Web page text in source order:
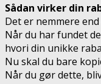
Sådan virker din
Det er nemmere
Når du har fundet
hvori din unikke
Nu skal du bare
Når du gør dette,